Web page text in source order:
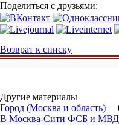
Поделиться с друзьями:
Возврат к списку
Другие материалы
Город (Москва и область)
В Москва-Сити ФСБ и МВД